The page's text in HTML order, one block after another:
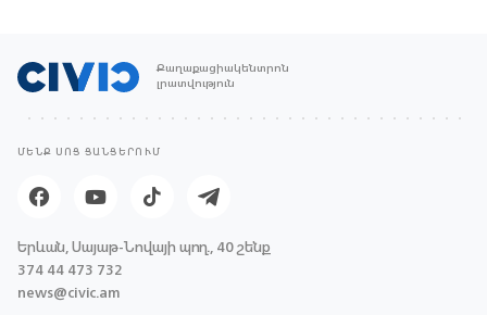
Քաղաքացիակենտրոն
լրատվություն
ՄԵՆՔ ՍՈՑ ՑԱՆՑԵՐՈՒՄ
Երևան, Սայաթ-Նովայի պող., 40 շենք
374 44 473 732
news@civic.am